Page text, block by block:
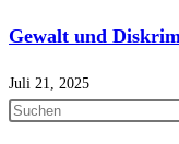
Gewalt und
Juli 21, 2025